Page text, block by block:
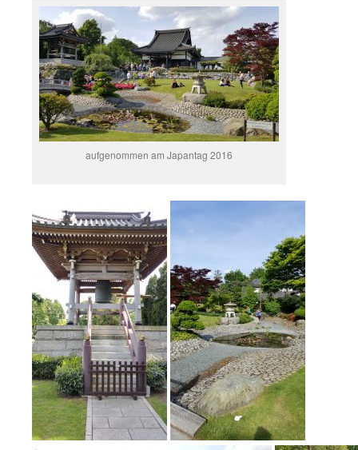
aufgenommen am Japantag 2016